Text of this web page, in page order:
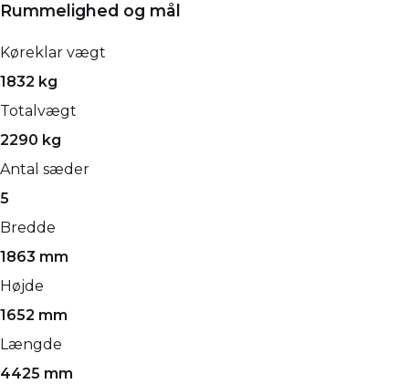
Rummelighed og mål
Køreklar vægt
1832 kg
Totalvægt
2290 kg
Antal sæder
5
Bredde
1863 mm
Højde
1652 mm
Længde
4425 mm